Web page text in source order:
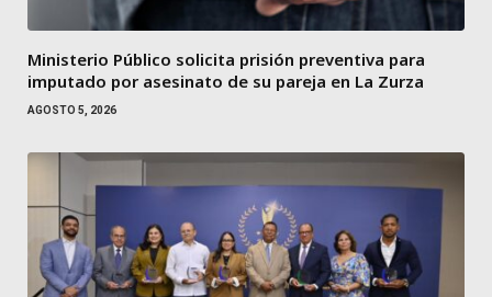
Ministerio Público solicita prisión preventiva para
imputado por asesinato de su pareja en La Zurza
AGOSTO 5, 2026